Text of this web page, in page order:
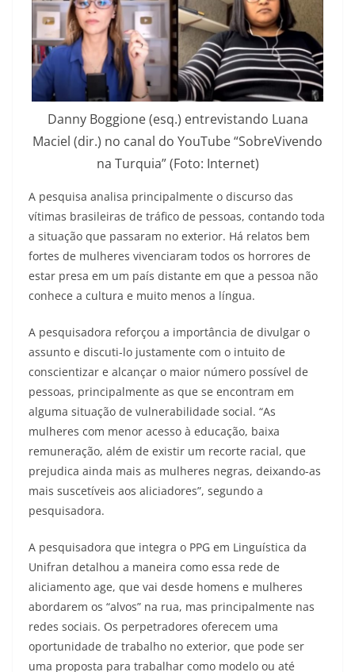
Danny Boggione (esq.) entrevistando Luana
Maciel (dir.) no canal do YouTube “SobreVivendo
na Turquia” (Foto: Internet)
A pesquisa analisa principalmente o discurso das
vítimas brasileiras de tráfico de pessoas, contando toda
a situação que passaram no exterior. Há relatos bem
fortes de mulheres vivenciaram todos os horrores de
estar presa em um país distante em que a pessoa não
conhece a cultura e muito menos a língua.
A pesquisadora reforçou a importância de divulgar o
assunto e discuti-lo justamente com o intuito de
conscientizar e alcançar o maior número possível de
pessoas, principalmente as que se encontram em
alguma situação de vulnerabilidade social. “As
mulheres com menor acesso à educação, baixa
remuneração, além de existir um recorte racial, que
prejudica ainda mais as mulheres negras, deixando-as
mais suscetíveis aos aliciadores”, segundo a
pesquisadora.
A pesquisadora que integra o PPG em Linguística da
Unifran detalhou a maneira como essa rede de
aliciamento age, que vai desde homens e mulheres
abordarem os “alvos” na rua, mas principalmente nas
redes sociais. Os perpetradores oferecem uma
oportunidade de trabalho no exterior, que pode ser
uma proposta para trabalhar como modelo ou até